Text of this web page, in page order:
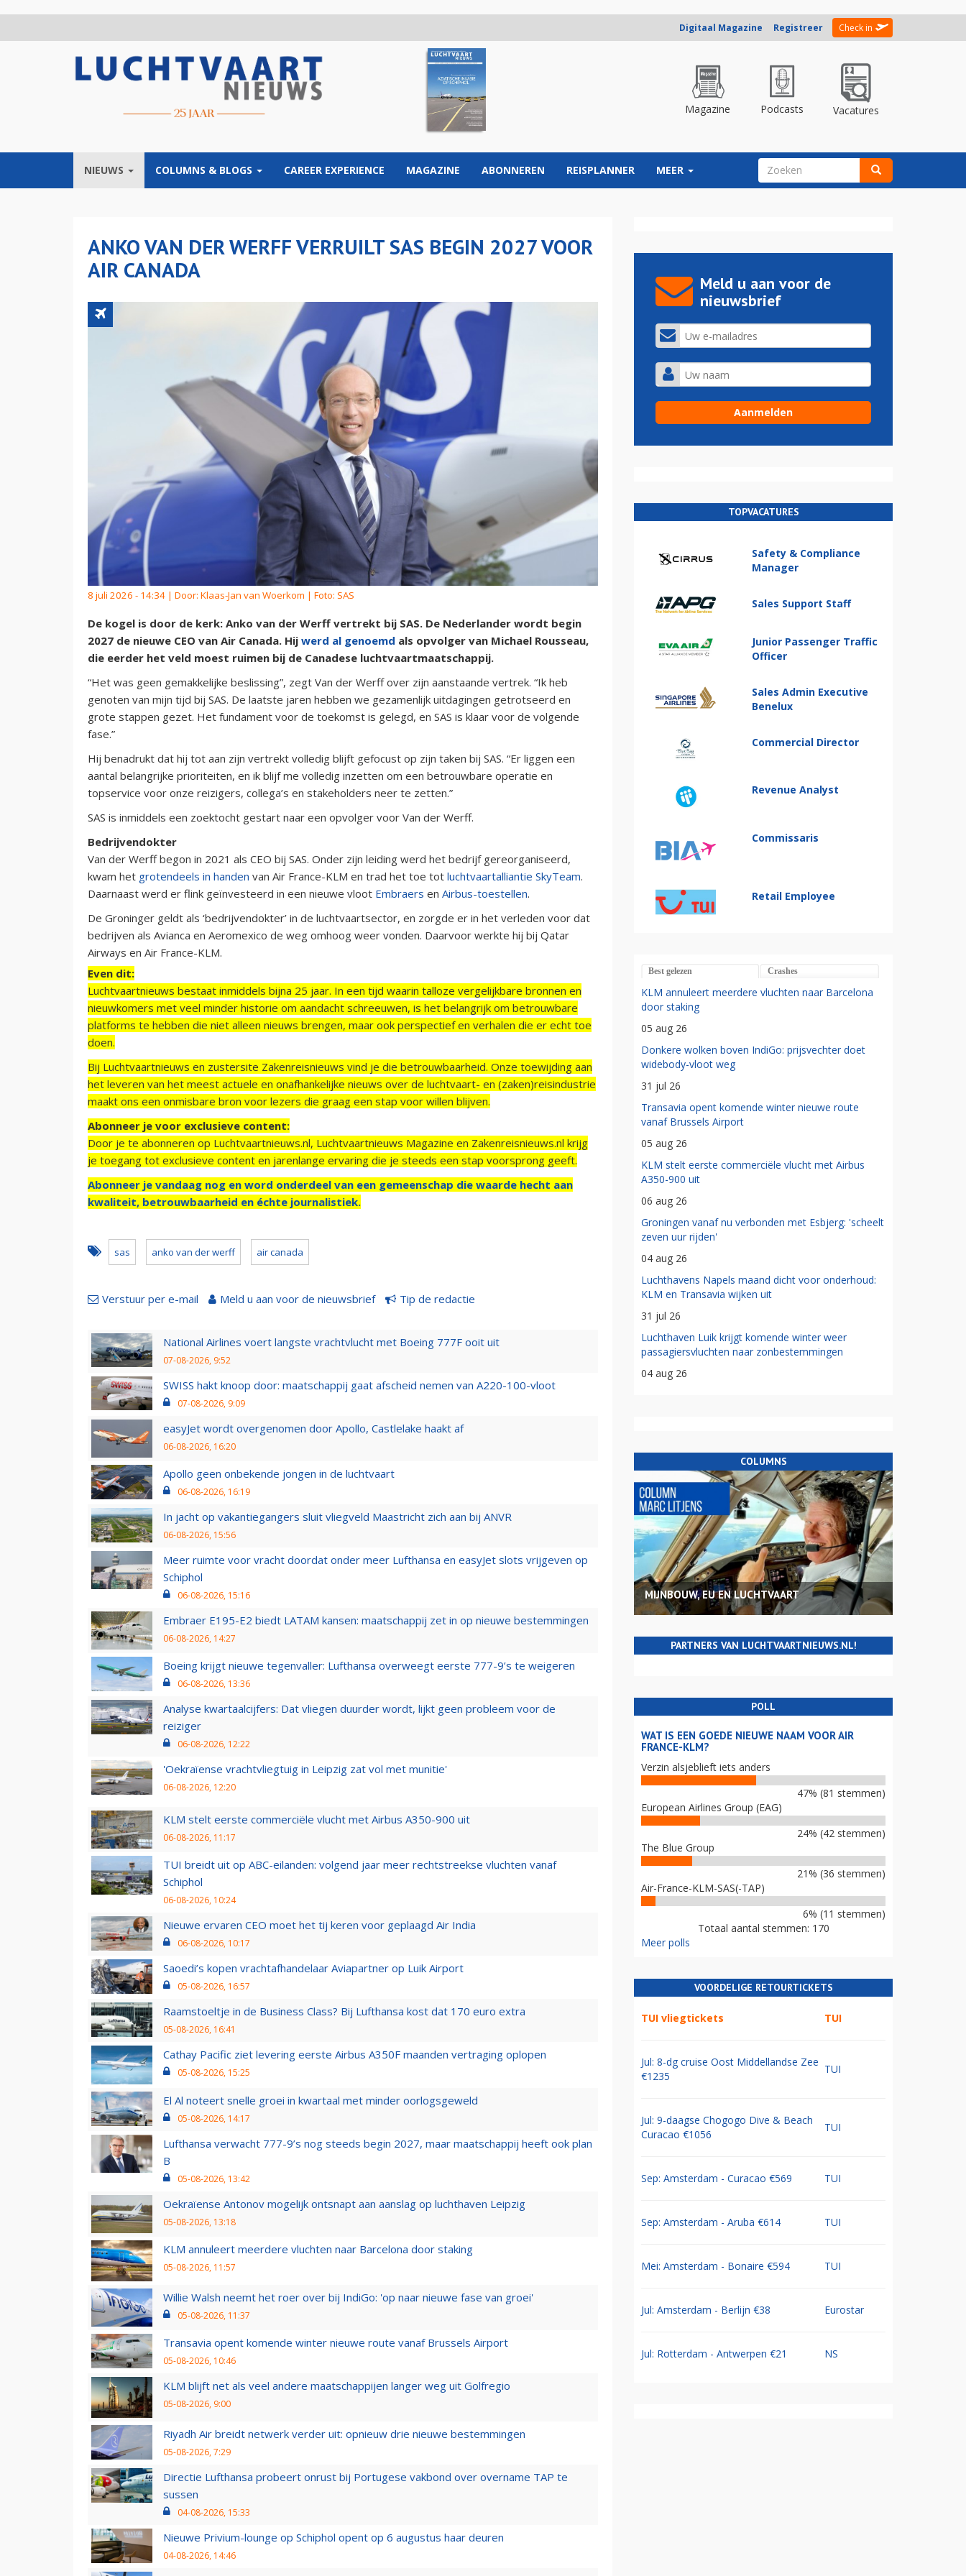
Digitaal Magazine Registreer Check in
Magazine Podcasts Vacatures
NIEUWS COLUMNS & BLOGS CAREER EXPERIENCE MAGAZINE ABONNEREN REISPLANNER MEER ZOEKVELD
ANKO VAN DER WERFF VERRUILT SAS BEGIN 2027 VOOR
AIR CANADA
8 juli 2026 - 14:34 | Door: Klaas-Jan van Woerkom | Foto: SAS
De kogel is door de kerk: Anko van der Werff vertrekt bij SAS. De Nederlander wordt begin
2027 de nieuwe CEO van Air Canada. Hij werd al genoemd als opvolger van Michael Rousseau,
die eerder het veld moest ruimen bij de Canadese luchtvaartmaatschappij.
“Het was geen gemakkelijke beslissing”, zegt Van der Werff over zijn aanstaande vertrek. “Ik heb
genoten van mijn tijd bij SAS. De laatste jaren hebben we gezamenlijk uitdagingen getrotseerd en
grote stappen gezet. Het fundament voor de toekomst is gelegd, en SAS is klaar voor de volgende
fase.”
Hij benadrukt dat hij tot aan zijn vertrekt volledig blijft gefocust op zijn taken bij SAS. “Er liggen een
aantal belangrijke prioriteiten, en ik blijf me volledig inzetten om een betrouwbare operatie en
topservice voor onze reizigers, collega’s en stakeholders neer te zetten.”
SAS is inmiddels een zoektocht gestart naar een opvolger voor Van der Werff.
Bedrijvendokter
Van der Werff begon in 2021 als CEO bij SAS. Onder zijn leiding werd het bedrijf gereorganiseerd,
kwam het grotendeels in handen van Air France-KLM en trad het toe tot luchtvaartalliantie SkyTeam.
Daarnaast werd er flink geïnvesteerd in een nieuwe vloot Embraers en Airbus-toestellen.
De Groninger geldt als ‘bedrijvendokter’ in de luchtvaartsector, en zorgde er in het verleden voor dat
bedrijven als Avianca en Aeromexico de weg omhoog weer vonden. Daarvoor werkte hij bij Qatar
Airways en Air France-KLM.
Even dit:
Luchtvaartnieuws bestaat inmiddels bijna 25 jaar. In een tijd waarin talloze vergelijkbare bronnen en
nieuwkomers met veel minder historie om aandacht schreeuwen, is het belangrijk om betrouwbare
platforms te hebben die niet alleen nieuws brengen, maar ook perspectief en verhalen die er echt toe
doen.
Bij Luchtvaartnieuws en zustersite Zakenreisnieuws vind je die betrouwbaarheid. Onze toewijding aan
het leveren van het meest actuele en onafhankelijke nieuws over de luchtvaart- en (zaken)reisindustrie
maakt ons een onmisbare bron voor lezers die graag een stap voor willen blijven.
Abonneer je voor exclusieve content:
Door je te abonneren op Luchtvaartnieuws.nl, Luchtvaartnieuws Magazine en Zakenreisnieuws.nl krijg
je toegang tot exclusieve content en jarenlange ervaring die je steeds een stap voorsprong geeft.
Abonneer je vandaag nog en word onderdeel van een gemeenschap die waarde hecht aan
kwaliteit, betrouwbaarheid en échte journalistiek.
sas anko van der werff air canada
Verstuur per e-mail Meld u aan voor de nieuwsbrief Tip de redactie
National Airlines voert langste vrachtvlucht met Boeing 777F ooit uit
07-08-2026, 9:52
SWISS hakt knoop door: maatschappij gaat afscheid nemen van A220-100-vloot
07-08-2026, 9:09
easyJet wordt overgenomen door Apollo, Castlelake haakt af
06-08-2026, 16:20
Apollo geen onbekende jongen in de luchtvaart
06-08-2026, 16:19
In jacht op vakantiegangers sluit vliegveld Maastricht zich aan bij ANVR
06-08-2026, 15:56
Meer ruimte voor vracht doordat onder meer Lufthansa en easyJet slots vrijgeven op
Schiphol
06-08-2026, 15:16
Embraer E195-E2 biedt LATAM kansen: maatschappij zet in op nieuwe bestemmingen
06-08-2026, 14:27
Boeing krijgt nieuwe tegenvaller: Lufthansa overweegt eerste 777-9’s te weigeren
06-08-2026, 13:36
Analyse kwartaalcijfers: Dat vliegen duurder wordt, lijkt geen probleem voor de
reiziger
06-08-2026, 12:22
'Oekraïense vrachtvliegtuig in Leipzig zat vol met munitie'
06-08-2026, 12:20
KLM stelt eerste commerciële vlucht met Airbus A350-900 uit
06-08-2026, 11:17
TUI breidt uit op ABC-eilanden: volgend jaar meer rechtstreekse vluchten vanaf
Schiphol
06-08-2026, 10:24
Nieuwe ervaren CEO moet het tij keren voor geplaagd Air India
06-08-2026, 10:17
Saoedi’s kopen vrachtafhandelaar Aviapartner op Luik Airport
05-08-2026, 16:57
Raamstoeltje in de Business Class? Bij Lufthansa kost dat 170 euro extra
05-08-2026, 16:41
Cathay Pacific ziet levering eerste Airbus A350F maanden vertraging oplopen
05-08-2026, 15:25
El Al noteert snelle groei in kwartaal met minder oorlogsgeweld
05-08-2026, 14:17
Lufthansa verwacht 777-9’s nog steeds begin 2027, maar maatschappij heeft ook plan
B
05-08-2026, 13:42
Oekraïense Antonov mogelijk ontsnapt aan aanslag op luchthaven Leipzig
05-08-2026, 13:18
KLM annuleert meerdere vluchten naar Barcelona door staking
05-08-2026, 11:57
Willie Walsh neemt het roer over bij IndiGo: 'op naar nieuwe fase van groei'
05-08-2026, 11:37
Transavia opent komende winter nieuwe route vanaf Brussels Airport
05-08-2026, 10:46
KLM blijft net als veel andere maatschappijen langer weg uit Golfregio
05-08-2026, 9:00
Riyadh Air breidt netwerk verder uit: opnieuw drie nieuwe bestemmingen
05-08-2026, 7:29
Directie Lufthansa probeert onrust bij Portugese vakbond over overname TAP te
sussen
04-08-2026, 15:33
Nieuwe Privium-lounge op Schiphol opent op 6 augustus haar deuren
04-08-2026, 14:46
Meld u aan voor de
nieuwsbrief
TOPVACATURES
Safety & Compliance
Manager
Sales Support Staff
Junior Passenger Traffic
Officer
Sales Admin Executive
Benelux
Commercial Director
Revenue Analyst
Commissaris
Retail Employee
Best gelezen Crashes
KLM annuleert meerdere vluchten naar Barcelona
door staking
05 aug 26
Donkere wolken boven IndiGo: prijsvechter doet
widebody-vloot weg
31 jul 26
Transavia opent komende winter nieuwe route
vanaf Brussels Airport
05 aug 26
KLM stelt eerste commerciële vlucht met Airbus
A350-900 uit
06 aug 26
Groningen vanaf nu verbonden met Esbjerg: 'scheelt
zeven uur rijden'
04 aug 26
Luchthavens Napels maand dicht voor onderhoud:
KLM en Transavia wijken uit
31 jul 26
Luchthaven Luik krijgt komende winter weer
passagiersvluchten naar zonbestemmingen
04 aug 26
COLUMNS
MIJNBOUW, EU EN LUCHTVAART
PARTNERS VAN LUCHTVAARTNIEUWS.NL!
POLL
WAT IS EEN GOEDE NIEUWE NAAM VOOR AIR
FRANCE-KLM?
Verzin alsjeblieft iets anders
47% (81 stemmen)
European Airlines Group (EAG)
24% (42 stemmen)
The Blue Group
21% (36 stemmen)
Air-France-KLM-SAS(-TAP)
6% (11 stemmen)
Totaal aantal stemmen: 170
Meer polls
VOORDELIGE RETOURTICKETS
TUI vliegtickets TUI
Jul: 8-dg cruise Oost Middellandse Zee
€1235
TUI
Jul: 9-daagse Chogogo Dive & Beach
Curacao €1056
TUI
Sep: Amsterdam - Curacao €569 TUI
Sep: Amsterdam - Aruba €614 TUI
Mei: Amsterdam - Bonaire €594 TUI
Jul: Amsterdam - Berlijn €38 Eurostar
Jul: Rotterdam - Antwerpen €21 NS